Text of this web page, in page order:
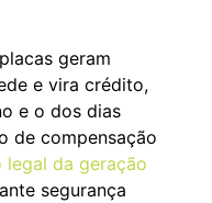
geram
e vira crédito,
e o dos dias
de compensação
legal da geração
segurança